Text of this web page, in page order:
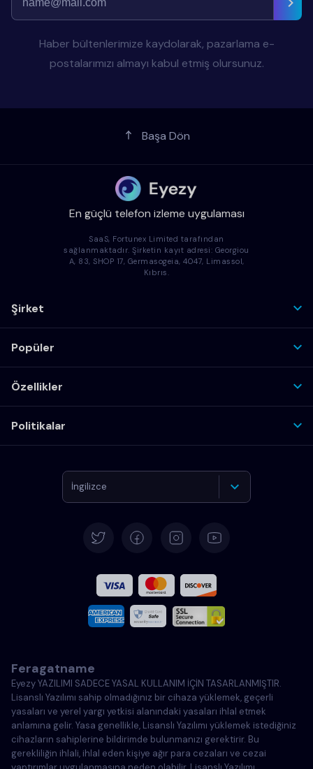
Haber bültenlerimize kaydolarak, pazarlama e-
postalarımızı almayı kabul etmiş olursunuz.
Başa Dön
En güçlü telefon izleme uygulaması
SaaS, Fortunex Limited tarafından
sağlanmaktadır. Şirketin kayıt adresi: Georgiou
A, 83, SHOP 17, Germasogeia, 4047, Limassol,
Kıbrıs.
Şirket
Popüler
Özellikler
Politikalar
İngilizce
Fransızca
İtalyanca
Portekizce
Türkçe
Polonya
Feragatname
Eyezy YAZILIMI SADECE YASAL KULLANIM İÇİN TASARLANMIŞTIR.
Lisanslı Yazılımı sahip olmadığınız bir cihaza yüklemek, geçerli
yasaları ve yerel yargı yetkisi alanındaki yasaları ihlal etmek
anlamına gelir. Yasa genellikle, Lisanslı Yazılımı yüklemek istediğiniz
cihazların sahiplerine bildirimde bulunmanızı gerektirir. Bu
gerekliliğin ihlali, ihlal eden kişiye ağır para cezaları ve cezai